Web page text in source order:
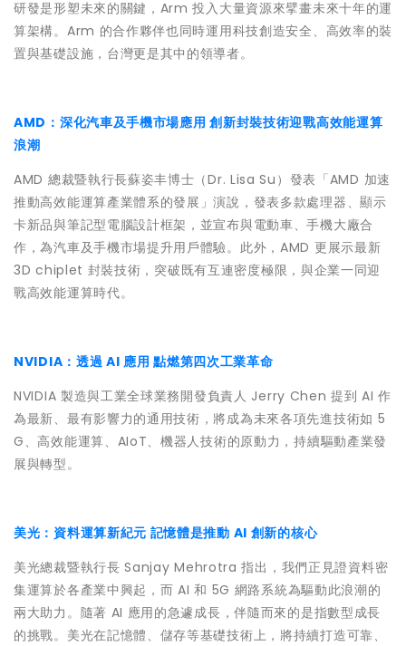
研發是形塑未來的關鍵，Arm 投入大量資源來擘畫未來十年的運
算架構。Arm 的合作夥伴也同時運用科技創造安全、高效率的裝
置與基礎設施，台灣更是其中的領導者。
AMD：深化汽車及手機市場應用 創新封裝技術迎戰高效能運算
浪潮
AMD 總裁暨執行長蘇姿丰博士（Dr. Lisa Su）發表「AMD 加速
推動高效能運算產業體系的發展」演說，發表多款處理器、顯示
卡新品與筆記型電腦設計框架，並宣布與電動車、手機大廠合
作，為汽車及手機市場提升用戶體驗。此外，AMD 更展示最新
3D chiplet 封裝技術，突破既有互連密度極限，與企業一同迎
戰高效能運算時代。
NVIDIA：透過 AI 應用 點燃第四次工業革命
NVIDIA 製造與工業全球業務開發負責人 Jerry Chen 提到 AI 作
為最新、最有影響力的通用技術，將成為未來各項先進技術如 5
G、高效能運算、AIoT、機器人技術的原動力，持續驅動產業發
展與轉型。
美光：資料運算新紀元 記憶體是推動 AI 創新的核心
美光總裁暨執行長 Sanjay Mehrotra 指出，我們正見證資料密
集運算於各產業中興起，而 AI 和 5G 網路系統為驅動此浪潮的
兩大助力。隨著 AI 應用的急遽成長，伴隨而來的是指數型成長
的挑戰。美光在記憶體、儲存等基礎技術上，將持續打造可靠、